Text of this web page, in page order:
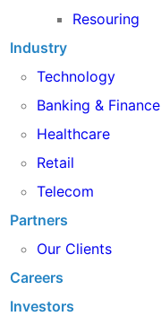
Resouring
Industry
Technology
Banking & Finance
Healthcare
Retail
Telecom
Partners
Our Clients
Careers
Investors